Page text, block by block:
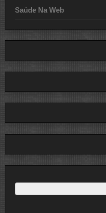
Saúde Na Web